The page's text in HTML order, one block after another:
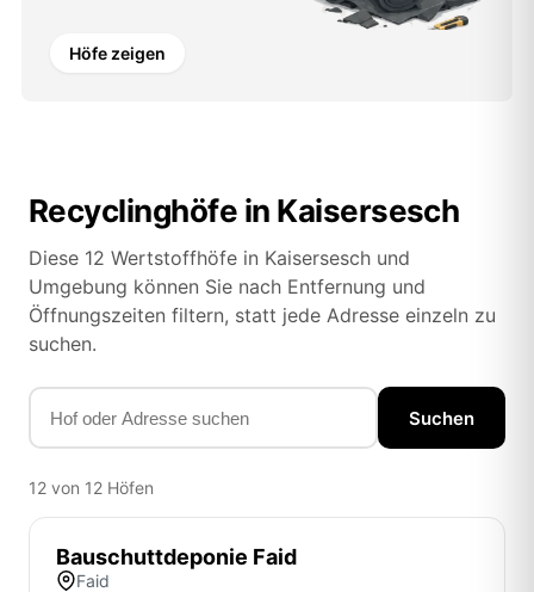
Höfe zeigen
Recyclinghöfe in Kaisersesch
Diese 12 Wertstoffhöfe in Kaisersesch und
Umgebung können Sie nach Entfernung und
Öffnungszeiten filtern, statt jede Adresse einzeln zu
suchen.
Suchen
12 von 12 Höfen
Bauschuttdeponie Faid
Faid